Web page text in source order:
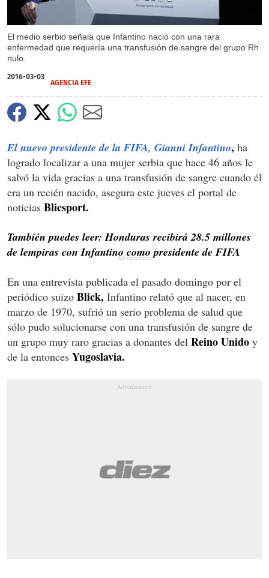
El medio serbio señala que Infantino nació con una rara
enfermedad que requería una transfusión de sangre del grupo Rh
nulo.
2016-03-03
AGENCIA EFE
El nuevo presidente de la FIFA, Gianni Infantino, ha
logrado localizar a una mujer serbia que hace 46 años le
salvó la vida gracias a una transfusión de sangre cuando él
era un recién nacido, asegura este jueves el portal de
noticias Blicsport.
También puedes leer: Honduras recibirá 28.5 millones
de lempiras con Infantino como presidente de FIFA
En una entrevista publicada el pasado domingo por el
periódico suizo Blick, Infantino relató que al nacer, en
marzo de 1970, sufrió un serio problema de salud que
sólo pudo solucionarse con una transfusión de sangre de
un grupo muy raro gracias a donantes del Reino Unido y
de la entonces Yugoslavia.